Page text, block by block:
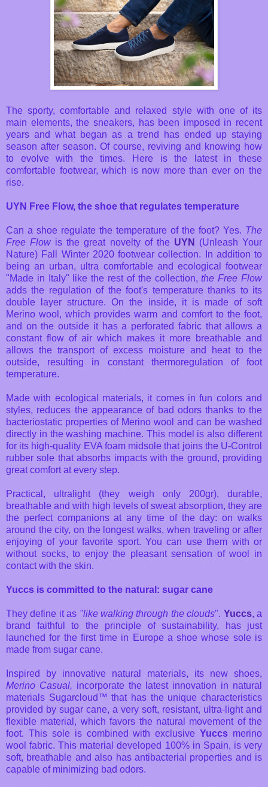
The sporty, comfortable and relaxed style with one of its
main elements, the sneakers, has been imposed in recent
years and what began as a trend has ended up staying
season after season. Of course, reviving and knowing how
to evolve with the times. Here is the latest in these
comfortable footwear, which is now more than ever on the
rise.
UYN Free Flow, the shoe that regulates temperature
Can a shoe regulate the temperature of the foot? Yes. The
Free Flow is the great novelty of the UYN (Unleash Your
Nature) Fall Winter 2020 footwear collection. In addition to
being an urban, ultra comfortable and ecological footwear
"Made in Italy" like the rest of the collection,the Free Flow
adds the regulation of the foot's temperature thanks to its
double layer structure. On the inside, it is made of soft
Merino wool, which provides warm and comfort to the foot,
and on the outside it has a perforated fabric that allows a
constant flow of air which makes it more breathable and
allows the transport of excess moisture and heat to the
outside, resulting in constant thermoregulation of foot
temperature.
Made with ecological materials, it comes in fun colors and
styles, reduces the appearance of bad odors thanks to the
bacteriostatic properties of Merino wool and can be washed
directly in the washing machine. This model is also different
for its high-quality EVA foam midsole that joins the U-Control
rubber sole that absorbs impacts with the ground, providing
great comfort at every step.
Practical, ultralight (they weigh only 200gr), durable,
breathable and with high levels of sweat absorption, they are
the perfect companions at any time of the day: on walks
around the city, on the longest walks, when traveling or after
enjoying of your favorite sport. You can use them with or
without socks, to enjoy the pleasant sensation of wool in
contact with the skin.
Yuccs is committed to the natural: sugar cane
They define it as "like walking through the clouds". Yuccs, a
brand faithful to the principle of sustainability, has just
launched for the first time in Europe a shoe whose sole is
made from sugar cane.
Inspired by innovative natural materials, its new shoes,
Merino Casual, incorporate the latest innovation in natural
materials Sugarcloud™ that has the unique characteristics
provided by sugar cane, a very soft, resistant, ultra-light and
flexible material, which favors the natural movement of the
foot. This sole is combined with exclusiveYuccs merino
wool fabric. This material developed 100% in Spain, is very
soft, breathable and also has antibacterial properties and is
capable of minimizing bad odors.